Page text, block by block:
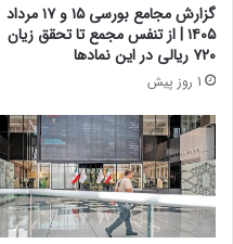
گزارش مجامع بورسی ۱۵ و ۱۷ مرداد
۱۴۰۵ | از تنفس مجمع تا تحقق زیان
۷۲۰ ریالی در این نماد‌ها
1 روز پیش